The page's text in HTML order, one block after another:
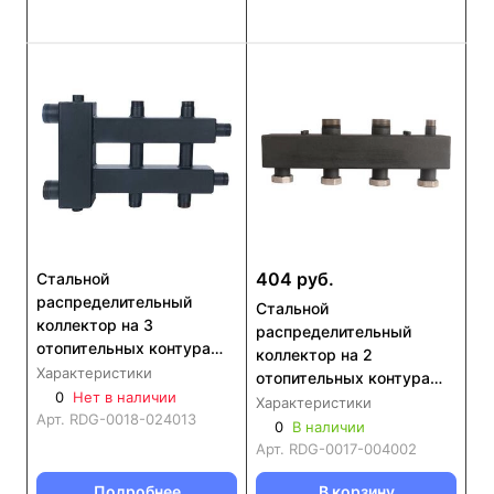
Стальной
распределительный
коллектор на 3
отопительных контура
ROMMER RDG-0018-
024013
Характеристики
0 Нет в наличии
Арт. RDG-0018-024013
404 руб.
Стальной
распределительный
коллектор на 2
отопительных контура
ROMMER RDG-0017
Характеристики
0 В наличии
Арт. RDG-0017-004002